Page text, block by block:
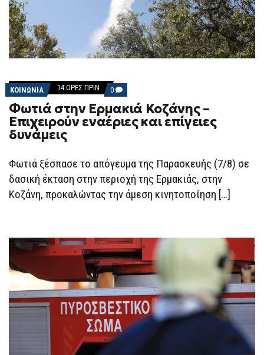
ΚΟΙΝΩΝΙΑ 14 ΏΡΕΣ ΠΡΙΝ 0 COMMENTS
ON
ΦΩΤΙΆ
ΣΤΗΝ
ΕΡΜΑΚΙΆ
ΕΝΑΈΡΙΕΣ
ΚΑΙ
ΕΠΊΓΕΙΕΣ
ΔΥΝΆΜΕΙΣ
Φωτιά στην Ερμακιά Κοζάνης –
Επιχειρούν εναέριες και επίγειες
δυνάμεις
Φωτιά ξέσπασε το απόγευμα της Παρασκευής (7/8) σε
δασική έκταση στην περιοχή της Ερμακιάς, στην
Κοζάνη, προκαλώντας την άμεση κινητοποίηση […]